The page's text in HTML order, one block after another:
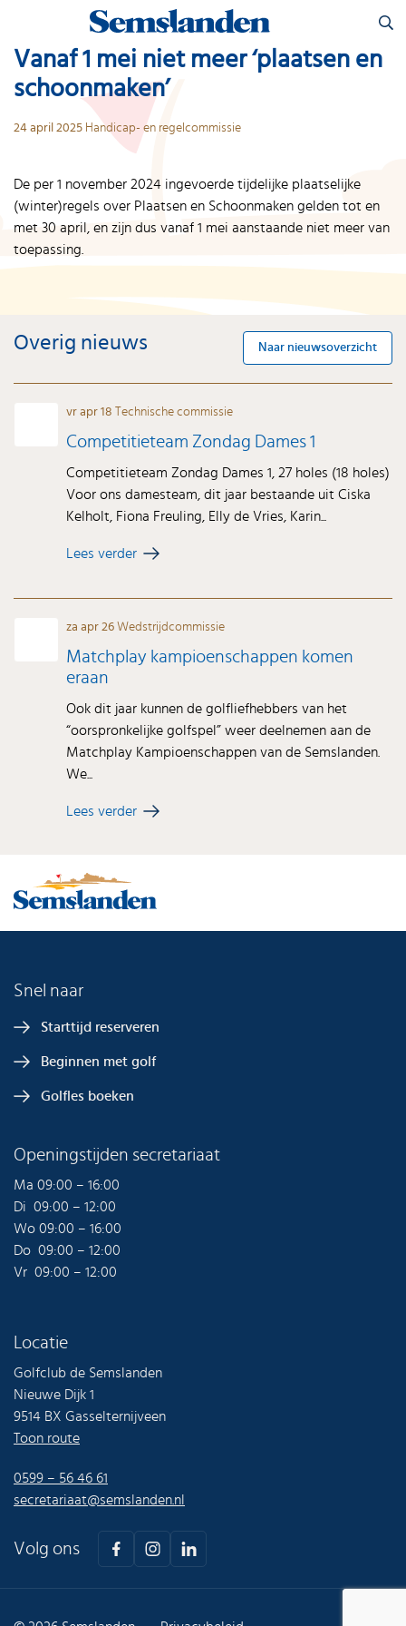
naar:
Vanaf 1 mei niet meer ‘plaatsen en
schoonmaken’
24 april 2025 Handicap- en regelcommissie
De per 1 november 2024 ingevoerde tijdelijke plaatselijke
(winter)regels over Plaatsen en Schoonmaken gelden tot en
met 30 april, en zijn dus vanaf 1 mei aanstaande niet meer van
toepassing.
Overig nieuws Naar nieuwsoverzicht
vr apr 18 Technische commissie
Competitieteam Zondag Dames 1
Competitieteam Zondag Dames 1, 27 holes (18 holes)
Voor ons damesteam, dit jaar bestaande uit Ciska
Kelholt, Fiona Freuling, Elly de Vries, Karin...
Lees verder
za apr 26 Wedstrijdcommissie
Matchplay kampioenschappen komen
eraan
Ook dit jaar kunnen de golfliefhebbers van het
“oorspronkelijke golfspel” weer deelnemen aan de
Matchplay Kampioenschappen van de Semslanden.
We...
Lees verder
Snel naar
Starttijd reserveren
Beginnen met golf
Golfles boeken
Openingstijden secretariaat
Ma 09:00 – 16:00
Di 09:00 – 12:00
Wo 09:00 – 16:00
Do 09:00 – 12:00
Vr 09:00 – 12:00
Locatie
Golfclub de Semslanden
Nieuwe Dijk 1
9514 BX Gasselternijveen
Toon route
0599 – 56 46 61
secretariaat@semslanden.nl
Volg ons